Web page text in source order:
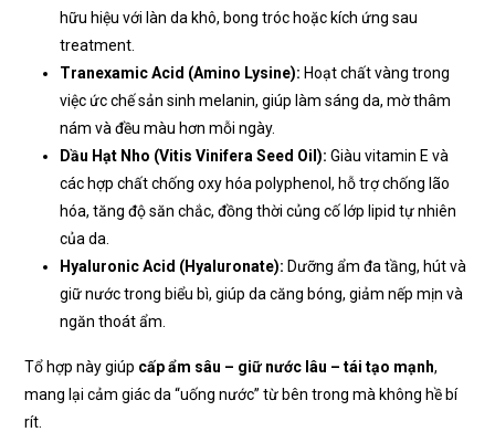
hữu hiệu với làn da khô, bong tróc hoặc kích ứng sau
treatment.
Tranexamic Acid (Amino Lysine): Hoạt chất vàng trong
việc ức chế sản sinh melanin, giúp làm sáng da, mờ thâm
nám và đều màu hơn mỗi ngày.
Dầu Hạt Nho (Vitis Vinifera Seed Oil): Giàu vitamin E và
các hợp chất chống oxy hóa polyphenol, hỗ trợ chống lão
hóa, tăng độ săn chắc, đồng thời củng cố lớp lipid tự nhiên
của da.
Hyaluronic Acid (Hyaluronate): Dưỡng ẩm đa tầng, hút và
giữ nước trong biểu bì, giúp da căng bóng, giảm nếp mịn và
ngăn thoát ẩm.
Tổ hợp này giúp cấp ẩm sâu – giữ nước lâu – tái tạo mạnh,
mang lại cảm giác da “uống nước” từ bên trong mà không hề bí
rít.